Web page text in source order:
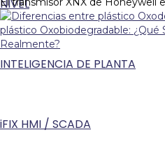
NIVEL
INTELIGENCIA DE PLANTA
iFIX HMI / SCADA